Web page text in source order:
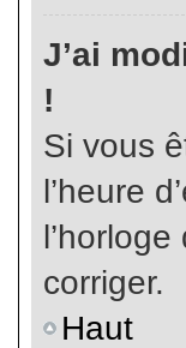
J’ai
!
Si vous
l’heure
corriger.
Haut